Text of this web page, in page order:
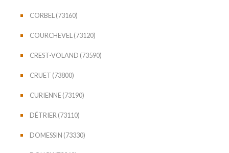
CORBEL (73160)
COURCHEVEL (73120)
CREST-VOLAND (73590)
CRUET (73800)
CURIENNE (73190)
DÉTRIER (73110)
DOMESSIN (73330)